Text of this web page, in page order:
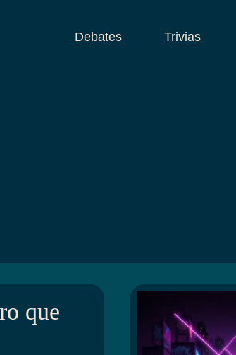
Debates Trivias
que